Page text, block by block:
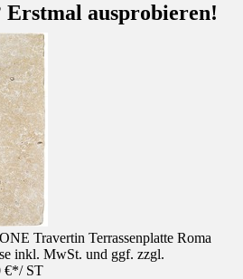
ausprobieren!
Travertin Terrassenplatte Roma
inkl. MwSt. und ggf. zzgl.
€*/ ST